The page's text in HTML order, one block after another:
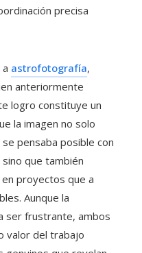
precisa
astrofotografía,
anteriormente
logro constituye un
la imagen no solo
pensaba posible con
que también
proyectos que a
Aunque la
ser frustrante, ambos
valor del trabajo